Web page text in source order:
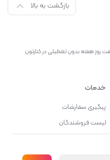
بازگشت به بالا
روز هفته بدون تعطیلی در کنارتون
خدمات
پیگیری سفارشات
لیست فروشندگان